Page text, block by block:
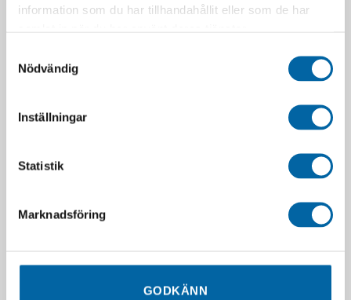
information som du har tillhandahållit eller som de har
Nödvändig
Inställningar
Statistik
Marknadsföring
GODKÄNN
42 490,00
LÄGG I VARUKORG
4-Takt Euro5 Mad Black
kr
LÄGG I VARUKORG